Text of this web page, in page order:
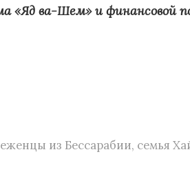
ва-Шем» и финансовой
из Бессарабии, семья